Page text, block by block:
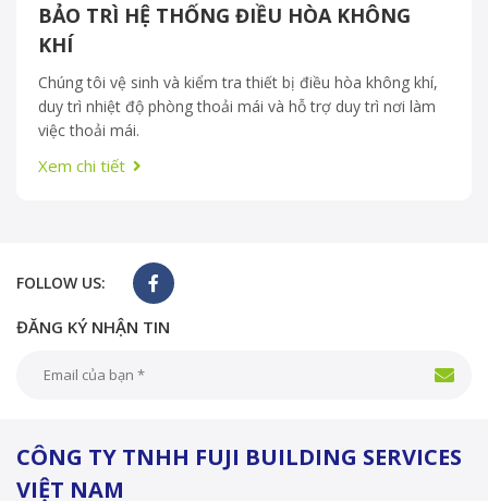
BẢO TRÌ HỆ THỐNG ĐIỀU HÒA KHÔNG
KHÍ
Chúng tôi vệ sinh và kiểm tra thiết bị điều hòa không khí,
duy trì nhiệt độ phòng thoải mái và hỗ trợ duy trì nơi làm
việc thoải mái.
Xem chi tiết
FOLLOW US:
ĐĂNG KÝ NHẬN TIN
CÔNG TY TNHH FUJI BUILDING SERVICES
VIỆT NAM